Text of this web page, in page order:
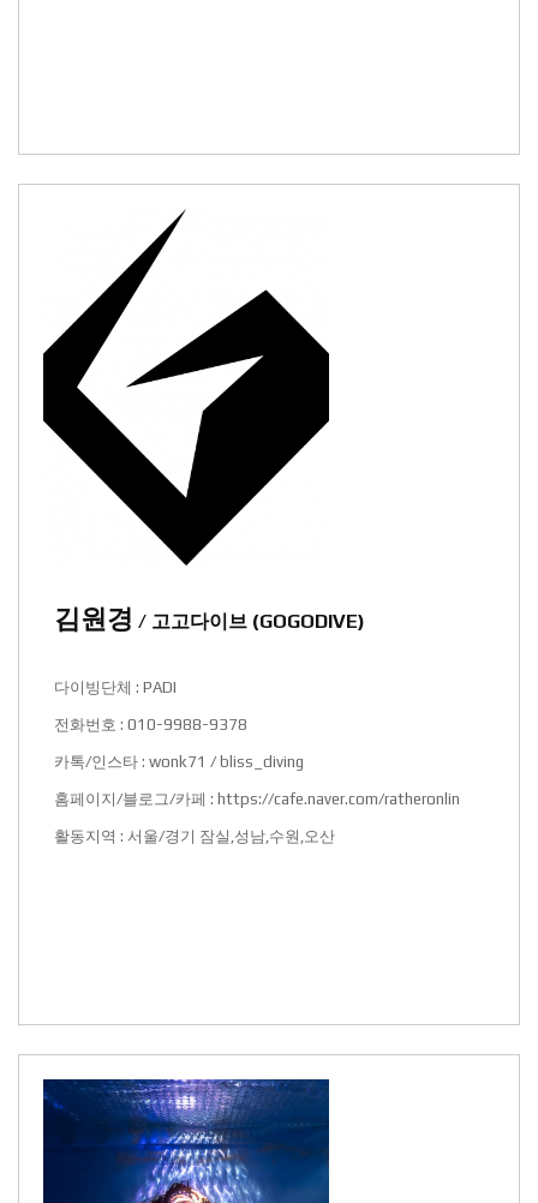
김원경 / 고고다이브 (GOGODIVE)
다이빙단체 : PADI
전화번호 : 010-9988-9378
카톡/인스타 : wonk71 / bliss_diving
홈페이지/블로그/카페 : https://cafe.naver.com/ratheronlin
활동지역 : 서울/경기 잠실,성남,수원,오산